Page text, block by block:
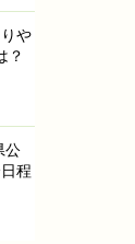
や
？
公
程